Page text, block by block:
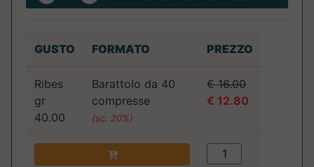
GUSTO FORMATO PREZZO
Ribes
gr
40.00
Barattolo da 40
compresse
(sc. 20%)
€ 16.00
€ 12.80